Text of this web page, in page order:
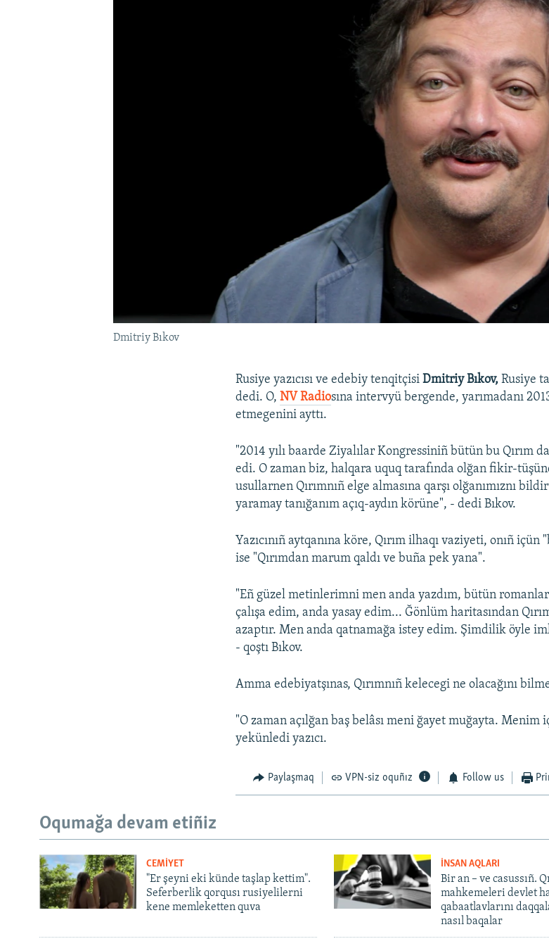
Dmitriy Bıkov
Rusiye yazıcısı ve edebiy tenqitçisiDmitriy Bıkov,Rusiye
dedi. O,NV Radiosına intervyü bergende, yarımadanı
etmegenini ayttı.
"2014 yılı baarde Ziyalılar Kongressiniñ bütün bu Qırım
edi. O zaman biz, halqara uquq tarafında olğan fikir-
usullarnen Qırımnıñ elge almasına qarşı olğanımıznı
yaramay tanığanım açıq-aydın körüne", - dedi Bıkov.
Yazıcınıñ aytqanına köre, Qırım ilhaqı vaziyeti, onıñ
ise "Qırımdan marum qaldı ve buña pek yana".
"Eñ güzel metinlerimni men anda yazdım, bütün
çalışa edim, anda yasay edim... Ğönlüm haritasından
azaptır. Men anda qatnamağa istey edim. Şimdilik öyle
- qoştı Bıkov.
Amma edebiyatşınas, Qırımnıñ kelecegi ne olacağını
"O zaman açılğan baş belâsı meni ğayet muğayta. Menim
yekünledi yazıcı.
Paylaşmaq VPN-siz oquñız Follow us
Oqumağa devam etiñiz
CEMİYET
"Er şeyni eki künde taşlap kettim".
Seferberlik qorqusı rusiyelilerni
kene memleketten quva
İNSAN AQLARI
Bir an – ve casussıñ.
mahkemeleri devlet
qabaatlavlarını
nasıl baqalar